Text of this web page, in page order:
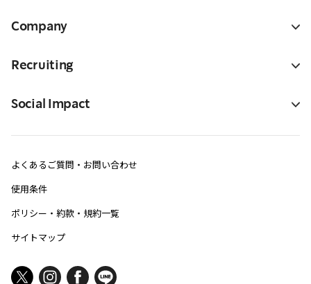
Company
Recruiting
Social Impact
よくあるご質問・お問い合わせ
使用条件
ポリシー・約款・規約一覧
サイトマップ